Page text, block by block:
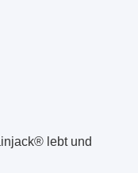
lebt und